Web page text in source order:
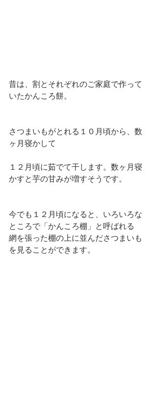
昔は、割とそれぞれのご家庭で作って
いたかんころ餅。
さつまいもがとれる１０月頃から、数
ヶ月寝かして
１２月頃に茹でて干します。数ヶ月寝
かすと芋の甘みが増すそうです。
今でも１２月頃になると、いろいろな
ところで「かんころ棚」と呼ばれる
網を張った棚の上に並んださつまいも
を見ることができます。